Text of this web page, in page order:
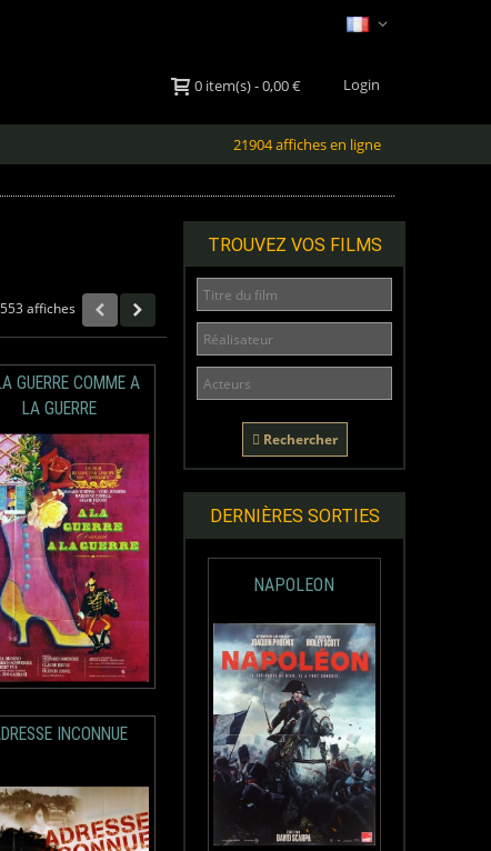
Login
0 item(s)-0,00 €
21904 affiches en ligne
affiches
GUERRE COMME A
LA GUERRE
INCONNUE
TROUVEZ VOS FILMS
Rechercher
DERNIÈRES SORTIES
NAPOLEON